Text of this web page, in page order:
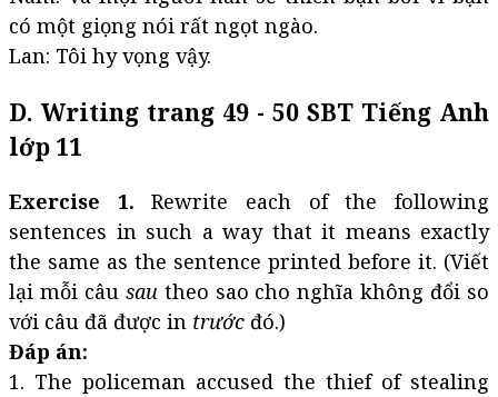
có một giọng nói rất ngọt ngào.
Lan: Tôi hy vọng vậy.
D. Writing trang 49 - 50 SBT Tiếng Anh
lớp 11
Exercise 1. Rewrite each of the following
sentences in such a way that it means exactly
the same as the sentence printed before it. (Viết
lại mỗi câu sau theo sao cho nghĩa không đổi so
với câu đã được in trước đó.)
Đáp án:
1. The policeman accused the thief of stealing